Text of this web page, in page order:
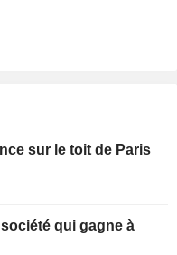
sur le toit de Paris
qui gagne à